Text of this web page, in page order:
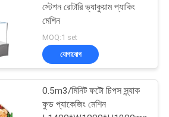
স্টেশন রোটারি ভ্যাকুয়াম প্যাকিং
মেশিন
MOQ:1 set
যোগাযোগ
0.5m3/মিনিট ফটো চিপস স্ন্যাক
ফুড প্যাকেজিং মেশিন